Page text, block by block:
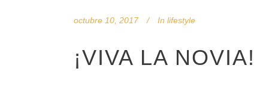
octubre 10, 2017 In lifestyle
¡VIVA LA NOVIA!